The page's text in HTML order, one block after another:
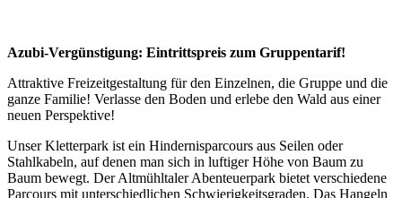
Azubi-Vergünstigung: Eintrittspreis zum Gruppentarif!
Attraktive Freizeitgestaltung für den Einzelnen, die Gruppe und die
ganze Familie! Verlasse den Boden und erlebe den Wald aus einer
neuen Perspektive!
Unser Kletterpark ist ein Hindernisparcours aus Seilen oder
Stahlkabeln, auf denen man sich in luftiger Höhe von Baum zu
Baum bewegt. Der Altmühltaler Abenteuerpark bietet verschiedene
Parcours mit unterschiedlichen Schwierigkeitsgraden. Das Hangeln